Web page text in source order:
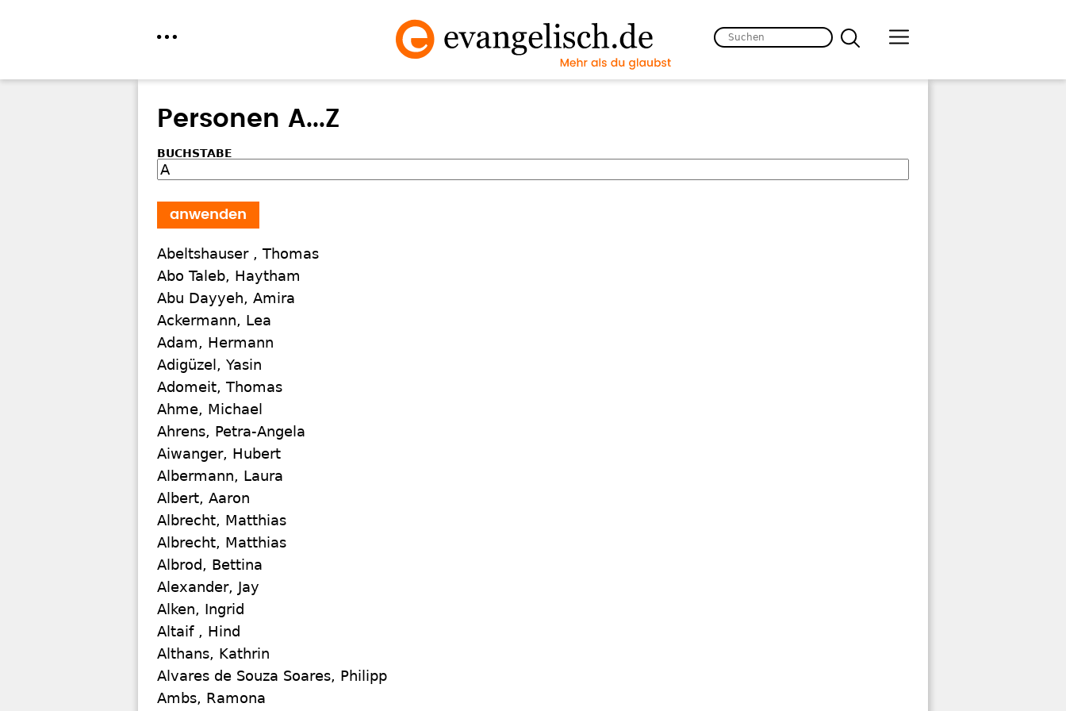
Personen A...Z
BUCHSTABE
Abeltshauser , Thomas
Abo Taleb, Haytham
Abu Dayyeh, Amira
Ackermann, Lea
Adam, Hermann
Adigüzel, Yasin
Adomeit, Thomas
Ahme, Michael
Ahrens, Petra-Angela
Aiwanger, Hubert
Albermann, Laura
Albert, Aaron
Albrecht, Matthias
Albrecht, Matthias
Albrod, Bettina
Alexander, Jay
Alken, Ingrid
Altaif , Hind
Althans, Kathrin
Alvares de Souza Soares, Philipp
Ambs, Ramona